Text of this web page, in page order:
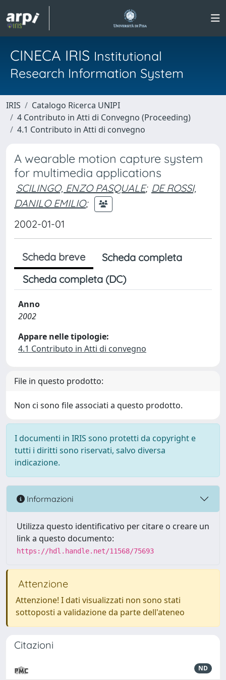
CINECA IRIS Institutional
Research Information System
IRIS
Catalogo Ricerca UNIPI
4 Contributo in Atti di Convegno (Proceeding)
4.1 Contributo in Atti di convegno
A wearable motion capture system
for multimedia applications
SCILINGO, ENZO PASQUALE; DE ROSSI,
DANILO EMILIO;
2002-01-01
Scheda breve
Scheda completa
Scheda completa (DC)
Anno
2002
Appare nelle tipologie:
4.1 Contributo in Atti di convegno
File in questo prodotto:
Non ci sono file associati a questo prodotto.
I documenti in IRIS sono protetti da copyright e
tutti i diritti sono riservati, salvo diversa
indicazione.
Informazioni
Utilizza questo identificativo per citare o creare un
link a questo documento:
https://hdl.handle.net/11568/75693
Attenzione
Attenzione! I dati visualizzati non sono stati
sottoposti a validazione da parte dell'ateneo
Citazioni
ND